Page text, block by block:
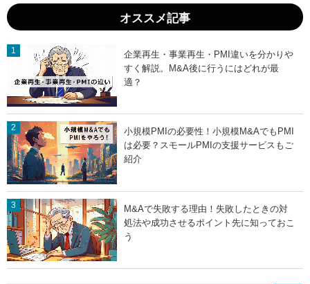
オススメ記事
企業再生・事業再生・PMI違いを分かりや
すく解説。M&A後に行うにはどれが最
適？
小規模PMIの必要性！小規模M&AでもPMI
は必要？スモールPMIの支援サービスもご
紹介
M&Aで失敗する理由！失敗したときの対
処法や成功させるポイント先に知っておこ
う